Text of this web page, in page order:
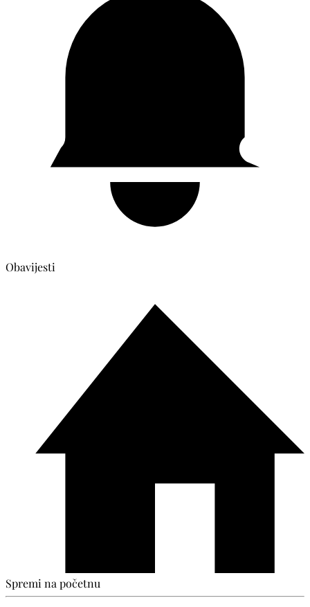
Obavijesti
Spremi na početnu